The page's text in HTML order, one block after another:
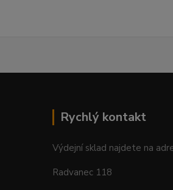
Rychlý kontakt
Výdejní sklad najdete na
Radvanec 118